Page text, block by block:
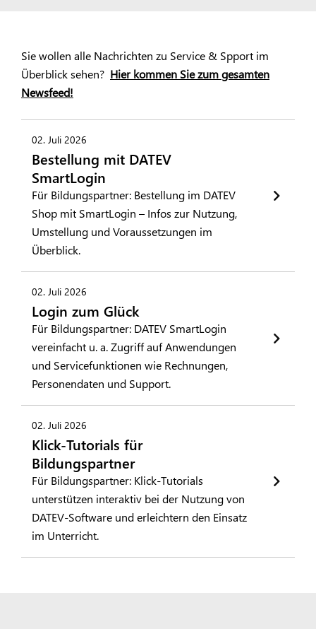
Sie wollen alle Nachrichten zu Service & Spport im
Überblick sehen? Hier kommen Sie zum gesamten
Newsfeed!
02. Juli 2026
Bestellung mit DATEV
SmartLogin
Für Bildungspartner: Bestellung im DATEV
Shop mit SmartLogin – Infos zur Nutzung,
Umstellung und Voraussetzungen im
Überblick.
02. Juli 2026
Login zum Glück
Für Bildungspartner: DATEV SmartLogin
vereinfacht u. a. Zugriff auf Anwendungen
und Servicefunktionen wie Rechnungen,
Personendaten und Support.
02. Juli 2026
Klick-Tutorials für
Bildungspartner
Für Bildungspartner: Klick-Tutorials
unterstützen interaktiv bei der Nutzung von
DATEV-Software und erleichtern den Einsatz
im Unterricht.